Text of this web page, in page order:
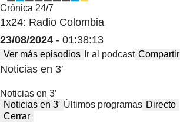
Crónica 24/7
1x24: Radio Colombia
23/08/2024 - 01:38:13
Ver más episodios Ir al podcast Compartir
Noticias en 3′
Noticias en 3′
Noticias en 3′ Últimos programas Directo
Cerrar